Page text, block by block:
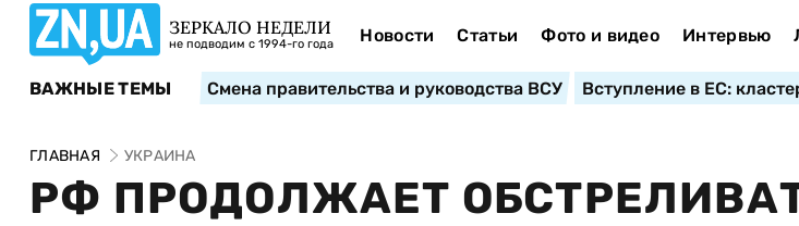
ЗЕРКАЛО НЕДЕЛИ
не подводим с 1994-го года Новости Статьи Фото и видео Интервью
ВАЖНЫЕ ТЕМЫ Смена правительства и руководства ВСУ Вступление в ЕС:
ГЛАВНАЯ УКРАИНА
РФ ПРОДОЛЖАЕТ